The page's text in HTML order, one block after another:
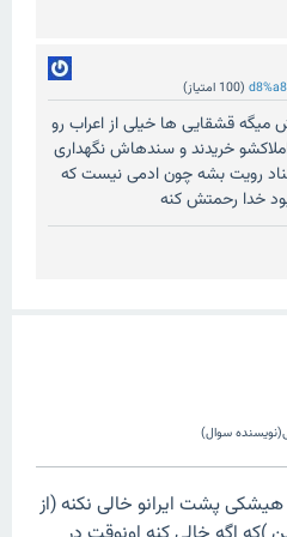
(
100 امتیاز)
قشقایی ها خیلی از اعراب رو
خریدند و سندهاش نگهداری
رویت بشه چون ادمی نیست که
خدا رحمتش کنه
سوال)
پشت ایرانو خالی نکنه (از